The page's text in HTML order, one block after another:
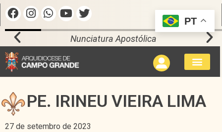
Nunciatura Apostólica
PE. IRINEU VIEIRA LIMA
27 de setembro de 2023
PT